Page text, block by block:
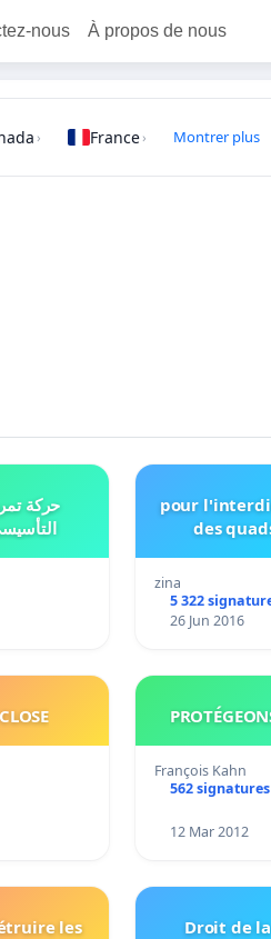
nous À propos de nous
› France› Montrer plus
التأسيسي و كل السلط
pour
des
zina
5 322
26 Jun 2016
François Kahn
562 signatures
12 Mar 2012
les
Droit de